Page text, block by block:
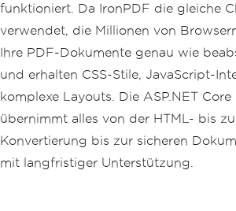
funktioniert. Da IronPDF die gleiche
verwendet, die Millionen von
Ihre PDF-Dokumente genau wie
und erhalten CSS-Stile, JavaScript-
komplexe Layouts. Die ASP.NET
übernimmt alles von der HTML- bis
Konvertierung bis zur sicheren
mit langfristiger Unterstützung.